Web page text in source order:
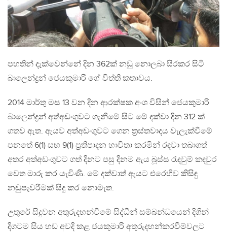
පහතින් දැක්වෙන්නේ දින 362ක් නඩු නොලබා සිරකර සිටි
බාලෙන්ද්‍රන් ජෙයකුමාරි ගේ විත්ති කතාවය.
2014 මාර්තු මස 13 වන දින ආරක්ෂක අංශ විසින් ජෙයකුමාරි
බාලෙන්ද්‍රන් අත්අඩංගුවට ගැනීමේ සිට මේ දක්වා දින 312 ක්
ගතව ඇත. ඇයව අත්අඩංගුවට ගෙන ත‍්‍රස්තවාදය වැලැක්වීමේ
පනතේ 6(1) සහ 9(1) ප‍්‍රතිපාදන භාවිතා කරමින් රඳවා තබාගත්
අතර අත්අඩංගුවට ගත් දිනට පසු දිනම ඇය බූස්ස රැඳවුම් කඳවුර
වෙත මාරු කර යැවිණි. මේ දක්වාත් ඇයට එරෙහිව කිසිඳු
නඩුපැවරීමක් සිදු කර නොමැත.
උතුරේ සිදුවන අතුරුදහන්වීමේ සිද්ධීන් සම්බන්ධයෙන් දිගින්
දිගටම සිය හඬ අවදි කළ ජයකුමාරි අතුරුදහන්කරවීම්වලට